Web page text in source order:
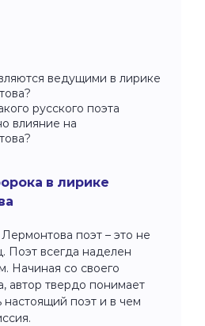
ведущими в лирике
русского поэта
влияние на
в лирике
поэт – это не
Поэт всегда наделен
Начиная со своего
автор твердо понимает
поэт и в чем